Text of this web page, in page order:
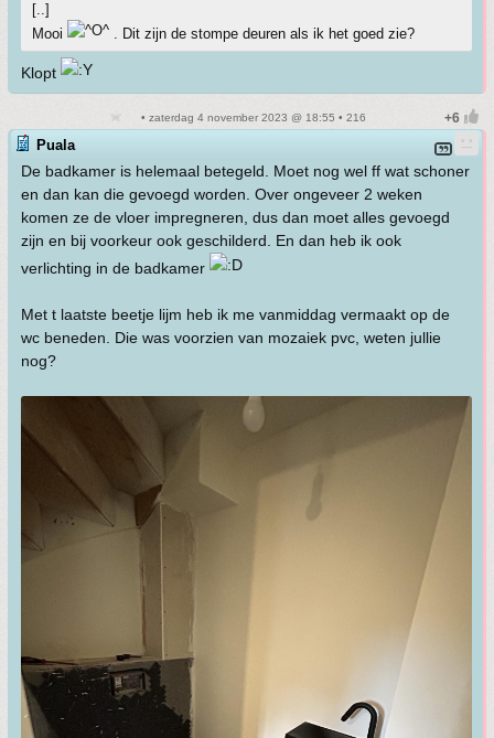
[..]
Mooi
. Dit zijn de stompe deuren als ik het goed zie?
Klopt
• zaterdag 4 november 2023 @ 18:55 • 216
Puala
De badkamer is helemaal betegeld. Moet nog wel ff wat schoner
en dan kan die gevoegd worden. Over ongeveer 2 weken
komen ze de vloer impregneren, dus dan moet alles gevoegd
zijn en bij voorkeur ook geschilderd. En dan heb ik ook
verlichting in de badkamer
Met t laatste beetje lijm heb ik me vanmiddag vermaakt op de
wc beneden. Die was voorzien van mozaiek pvc, weten jullie
nog?